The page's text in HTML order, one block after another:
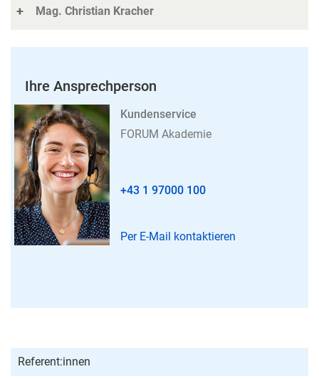
Mag. Christian Kracher
Ihre Ansprechperson
Kundenservice
FORUM Akademie
+43 1 97000 100
Per E-Mail kontaktieren
Referent:innen